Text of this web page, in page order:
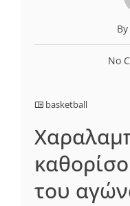
No
basketball
του